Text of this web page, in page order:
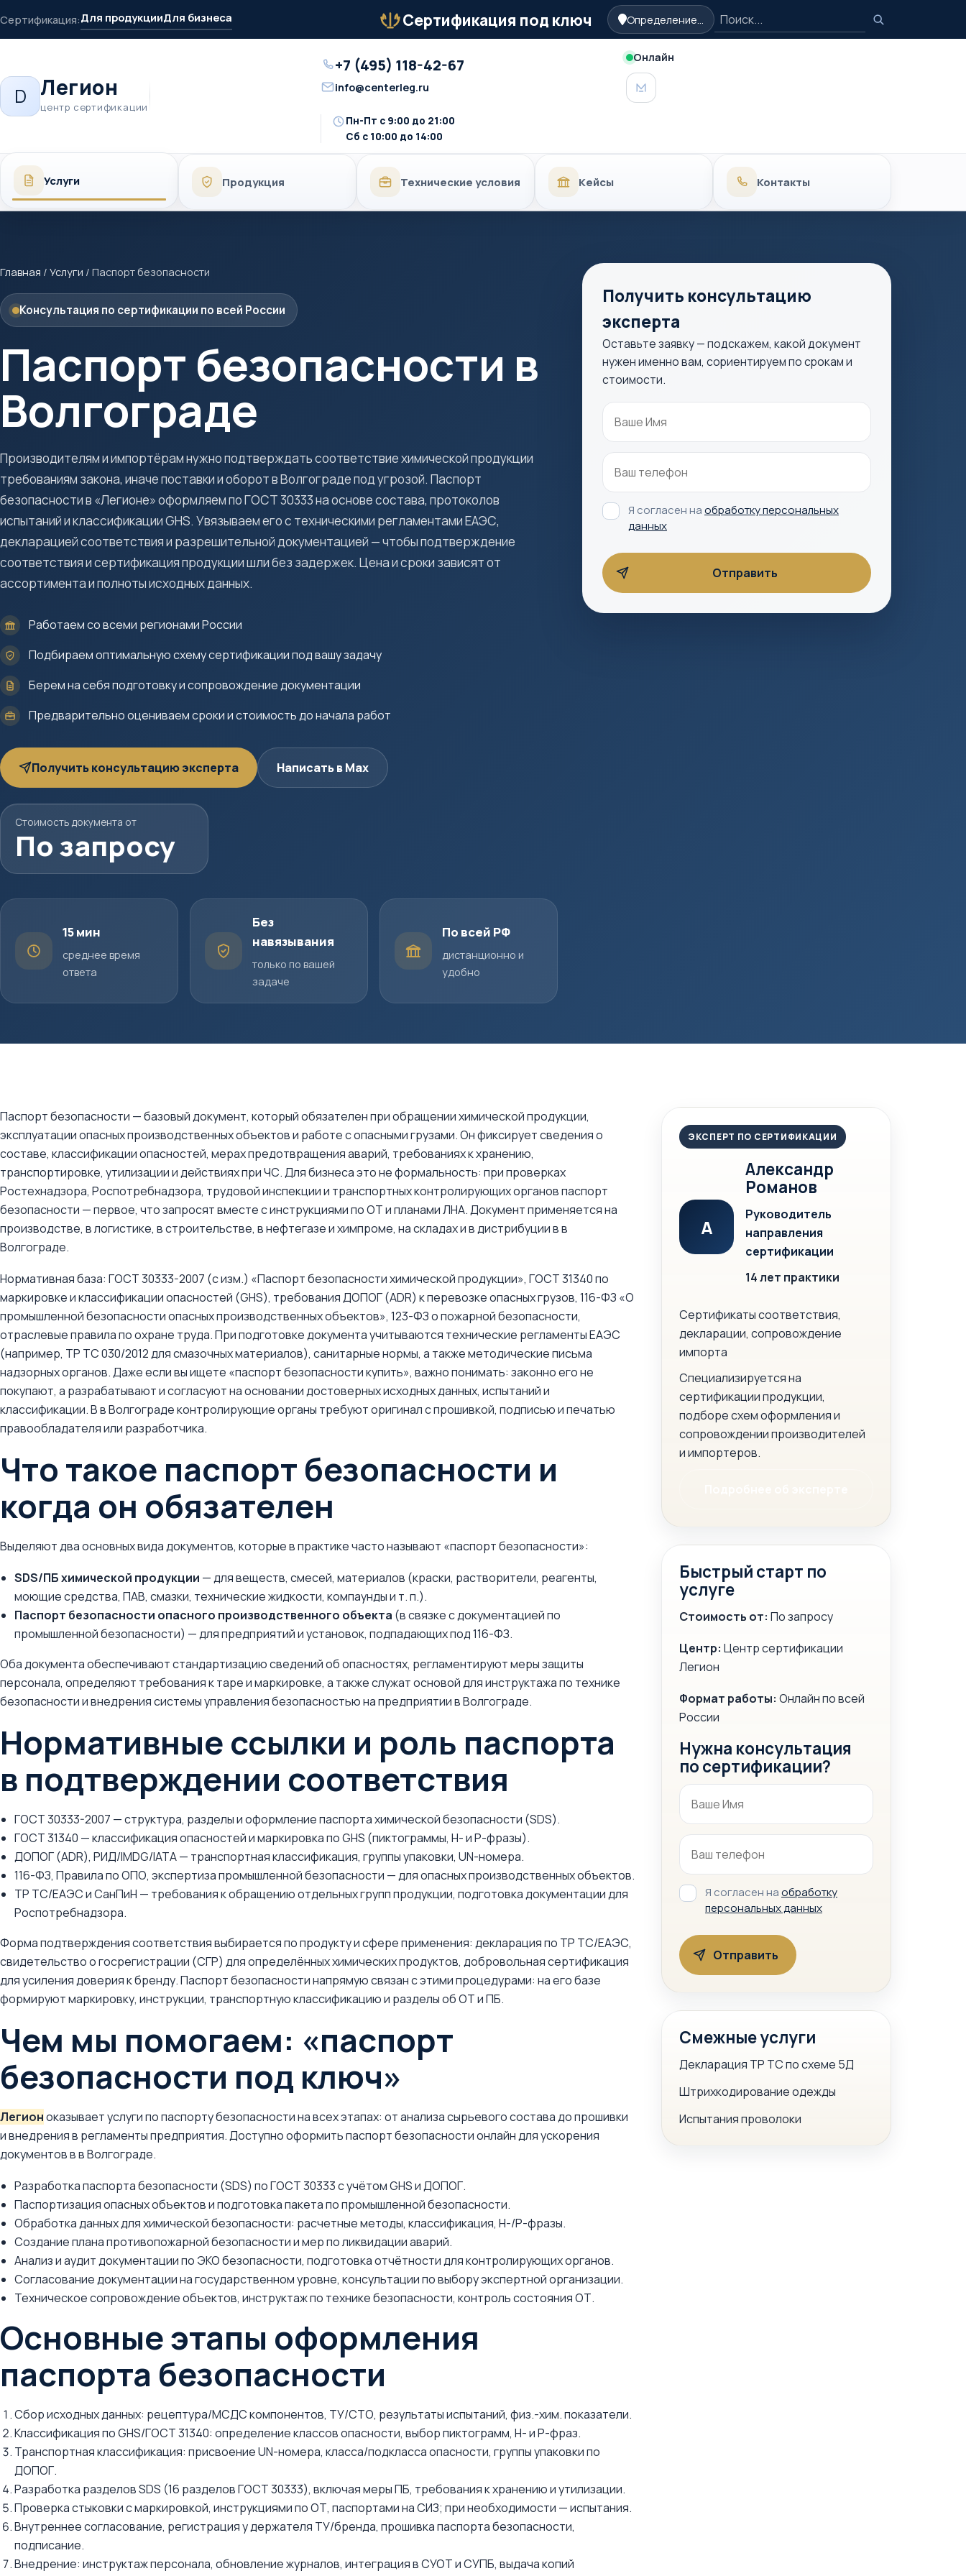
Сертификация:Для продукцииДля бизнеса
Бейдж
Сертификация под ключ Определение... Поиск
Поиск
D Легион
центр сертификации
Телефон
+7 (495) 118-42-67
Email
info@centerleg.ru
Онлайн
MAX
Время
работы
Пн-Пт с 9:00 до 21:00
Сб с 10:00 до 14:00
Услуги Продукция Технические условия Кейсы Контакты
Главная / Услуги / Паспорт безопасности
Консультация по сертификации по всей России
Паспорт безопасности в
Волгограде
Производителям и импортёрам нужно подтверждать соответствие химической продукции
требованиям закона, иначе поставки и оборот в Волгограде под угрозой. Паспорт
безопасности в «Легионе» оформляем по ГОСТ 30333 на основе состава, протоколов
испытаний и классификации GHS. Увязываем его с техническими регламентами ЕАЭС,
декларацией соответствия и разрешительной документацией — чтобы подтверждение
соответствия и сертификация продукции шли без задержек. Цена и сроки зависят от
ассортимента и полноты исходных данных.
Работаем со всеми регионами России
Подбираем оптимальную схему сертификации под вашу задачу
Берем на себя подготовку и сопровождение документации
Предварительно оцениваем сроки и стоимость до начала работ
Получить консультацию эксперта Написать в Max
Стоимость документа от
По запросу
15 мин
среднее время
ответа
Без
навязывания
только по вашей
задаче
По всей РФ
дистанционно и
удобно
Получить консультацию
эксперта
Оставьте заявку — подскажем, какой документ
нужен именно вам, сориентируем по срокам и
стоимости.
Я согласен наобработку персональных
данных
Паспорт безопасности — базовый документ, который обязателен при обращении химической продукции,
эксплуатации опасных производственных объектов и работе с опасными грузами. Он фиксирует сведения о
составе, классификации опасностей, мерах предотвращения аварий, требованиях к хранению,
транспортировке, утилизации и действиях при ЧС. Для бизнеса это не формальность: при проверках
Ростехнадзора, Роспотребнадзора, трудовой инспекции и транспортных контролирующих органов паспорт
безопасности — первое, что запросят вместе с инструкциями по ОТ и планами ЛНА. Документ применяется на
производстве, в логистике, в строительстве, в нефтегазе и химпроме, на складах и в дистрибуции в в
Волгограде.
Нормативная база: ГОСТ 30333-2007 (с изм.) «Паспорт безопасности химической продукции», ГОСТ 31340 по
маркировке и классификации опасностей (GHS), требования ДОПОГ (ADR) к перевозке опасных грузов, 116-ФЗ «О
промышленной безопасности опасных производственных объектов», 123-ФЗ о пожарной безопасности,
отраслевые правила по охране труда. При подготовке документа учитываются технические регламенты ЕАЭС
(например, ТР ТС 030/2012 для смазочных материалов), санитарные нормы, а также методические письма
надзорных органов. Даже если вы ищете «паспорт безопасности купить», важно понимать: законно его не
покупают, а разрабатывают и согласуют на основании достоверных исходных данных, испытаний и
классификации. В в Волгограде контролирующие органы требуют оригинал с прошивкой, подписью и печатью
правообладателя или разработчика.
Что такое паспорт безопасности и
когда он обязателен
Выделяют два основных вида документов, которые в практике часто называют «паспорт безопасности»:
SDS/ПБ химической продукции — для веществ, смесей, материалов (краски, растворители, реагенты,
моющие средства, ПАВ, смазки, технические жидкости, компаунды и т. п.).
Паспорт безопасности опасного производственного объекта (в связке с документацией по
промышленной безопасности) — для предприятий и установок, подпадающих под 116-ФЗ.
Оба документа обеспечивают стандартизацию сведений об опасностях, регламентируют меры защиты
персонала, определяют требования к таре и маркировке, а также служат основой для инструктажа по технике
безопасности и внедрения системы управления безопасностью на предприятии в Волгограде.
Нормативные ссылки и роль паспорта
в подтверждении соответствия
ГОСТ 30333-2007 — структура, разделы и оформление паспорта химической безопасности (SDS).
ГОСТ 31340 — классификация опасностей и маркировка по GHS (пиктограммы, H- и P-фразы).
ДОПОГ (ADR), РИД/IMDG/IATA — транспортная классификация, группы упаковки, UN-номера.
116-ФЗ, Правила по ОПО, экспертиза промышленной безопасности — для опасных производственных объектов.
ТР ТС/ЕАЭС и СанПиН — требования к обращению отдельных групп продукции, подготовка документации для
Роспотребнадзора.
Форма подтверждения соответствия выбирается по продукту и сфере применения: декларация по ТР ТС/ЕАЭС,
свидетельство о госрегистрации (СГР) для определённых химических продуктов, добровольная сертификация
для усиления доверия к бренду. Паспорт безопасности напрямую связан с этими процедурами: на его базе
формируют маркировку, инструкции, транспортную классификацию и разделы об ОТ и ПБ.
Чем мы помогаем: «паспорт
безопасности под ключ»
Легионоказывает услуги по паспорту безопасности на всех этапах: от анализа сырьевого состава до прошивки
и внедрения в регламенты предприятия. Доступно оформить паспорт безопасности онлайн для ускорения
документов в в Волгограде.
Разработка паспорта безопасности (SDS) по ГОСТ 30333 с учётом GHS и ДОПОГ.
Паспортизация опасных объектов и подготовка пакета по промышленной безопасности.
Обработка данных для химической безопасности: расчетные методы, классификация, H-/P-фразы.
Создание плана противопожарной безопасности и мер по ликвидации аварий.
Анализ и аудит документации по ЭКО безопасности, подготовка отчётности для контролирующих органов.
Согласование документации на государственном уровне, консультации по выбору экспертной организации.
Техническое сопровождение объектов, инструктаж по технике безопасности, контроль состояния ОТ.
Основные этапы оформления
паспорта безопасности
Сбор исходных данных: рецептура/МСДС компонентов, ТУ/СТО, результаты испытаний, физ.-хим. показатели.
Классификация по GHS/ГОСТ 31340: определение классов опасности, выбор пиктограмм, H- и P-фраз.
Транспортная классификация: присвоение UN-номера, класса/подкласса опасности, группы упаковки по
ДОПОГ.
Разработка разделов SDS (16 разделов ГОСТ 30333), включая меры ПБ, требования к хранению и утилизации.
Проверка стыковки с маркировкой, инструкциями по ОТ, паспортами на СИЗ; при необходимости — испытания.
Внутреннее согласование, регистрация у держателя ТУ/бренда, прошивка паспорта безопасности,
подписание.
Внедрение: инструктаж персонала, обновление журналов, интеграция в СУОТ и СУПБ, выдача копий
ЭКСПЕРТ ПО СЕРТИФИКАЦИИ
А
Александр
Романов
Руководитель
направления
сертификации
14 лет практики
Сертификаты соответствия,
декларации, сопровождение
импорта
Специализируется на
сертификации продукции,
подборе схем оформления и
сопровождении производителей
и импортеров.
Быстрый старт по
услуге
Стоимость от: По запросу
Центр: Центр сертификации
Легион
Формат работы: Онлайн по всей
России
Нужна консультация
по сертификации?
Я согласен наобработку
персональных данных
Смежные услуги
Декларация ТР ТС по схеме 5Д
Штрихкодирование одежды
Испытания проволоки